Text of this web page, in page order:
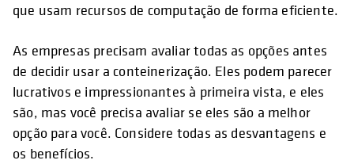
que usam recursos de computação de forma eficiente.
As empresas precisam avaliar todas as opções antes
de decidir usar a conteinerização. Eles podem parecer
lucrativos e impressionantes à primeira vista, e eles
são, mas você precisa avaliar se eles são a melhor
opção para você. Considere todas as desvantagens e
os benefícios.